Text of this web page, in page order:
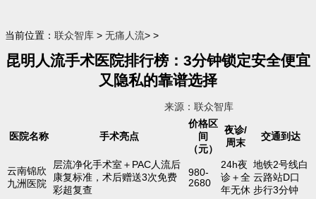
当前位置：联众智库 >无痛人流> >
昆明人流手术医院排行榜：3分钟锁定安全便宜
又隐私的靠谱选择
来源：联众智库
医院名称 手术亮点
价格区
间
（元）
夜诊/
周末
交通到达
云南锦欣
九洲医院
层流净化手术室＋PAC人流后
康复标准，术后赠送3次免费
彩超复查
980-
2680
24h夜
诊＋全
年无休
地铁2号线白
云路站D口
步行3分钟